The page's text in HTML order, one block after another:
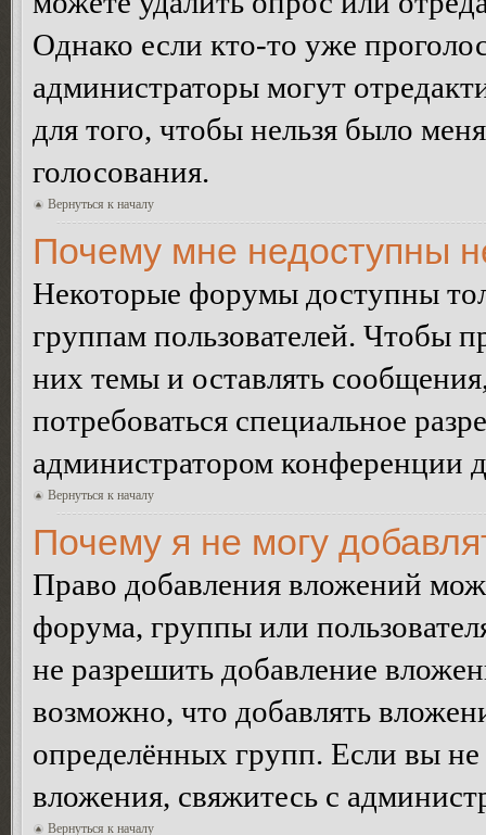
Однако если кто-то уже
администраторы могут
для того, чтобы нельзя было
голосования.
Вернуться к началу
Почему мне недоступны
Некоторые форумы доступны
группам пользователей. Чтобы
них темы и оставлять
потребоваться специальное
администратором конференции
Вернуться к началу
Почему я не могу
Право добавления вложений
форума, группы или
не разрешить добавление
возможно, что добавлять
определённых групп. Если вы не
вложения, свяжитесь с
Вернуться к началу